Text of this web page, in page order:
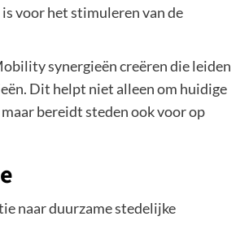
voor het stimuleren van de
synergieën creëren die leiden
Dit helpt niet alleen om huidige
bereidt steden ook voor op
naar duurzame stedelijke